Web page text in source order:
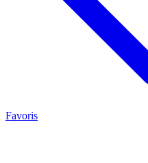
Favoris